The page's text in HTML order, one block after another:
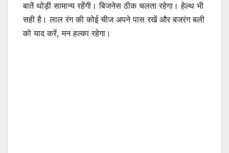
बातें थोड़ी सामान्य रहेंगी। बिजनेस ठीक चलता रहेगा। हेल्थ भी
सही है। लाल रंग की कोई चीज अपने पास रखें और बजरंग बली
को याद करें, मन हल्का रहेगा।